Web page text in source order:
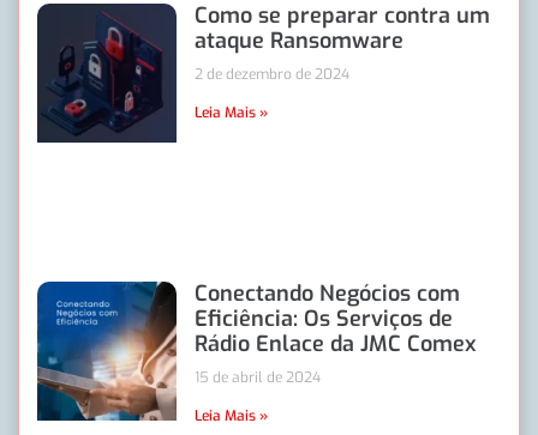
Como se preparar contra um
ataque Ransomware
2 de dezembro de 2024
Leia Mais »
Conectando Negócios com
Eficiência: Os Serviços de
Rádio Enlace da JMC Comex
15 de abril de 2024
Leia Mais »